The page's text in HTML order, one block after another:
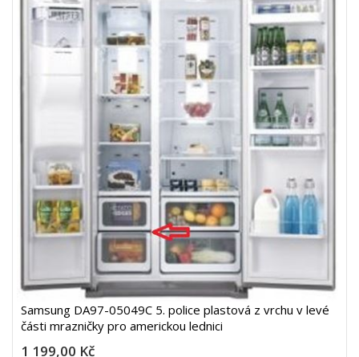
Samsung DA97-05049C 5. police plastová z vrchu v levé
části mrazničky pro americkou lednici
1 199,00 Kč